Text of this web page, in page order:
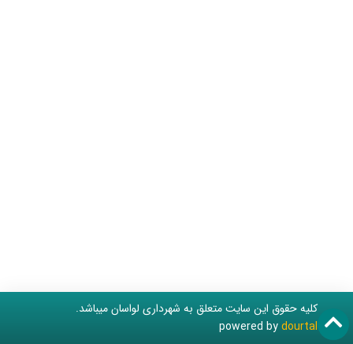
کلیه حقوق این سایت متعلق به شهرداری لواسان میباشد.
powered bydourtal